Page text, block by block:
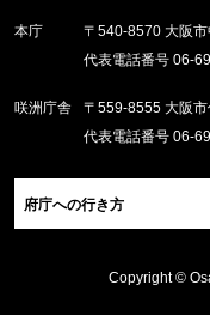
本庁
〒540-8570 大阪
代表電話番号 06-
咲洲庁舎
〒559-8555 大阪
代表電話番号 06-
府庁への行き方
Copyright ©